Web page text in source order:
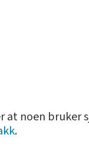
at noen
.